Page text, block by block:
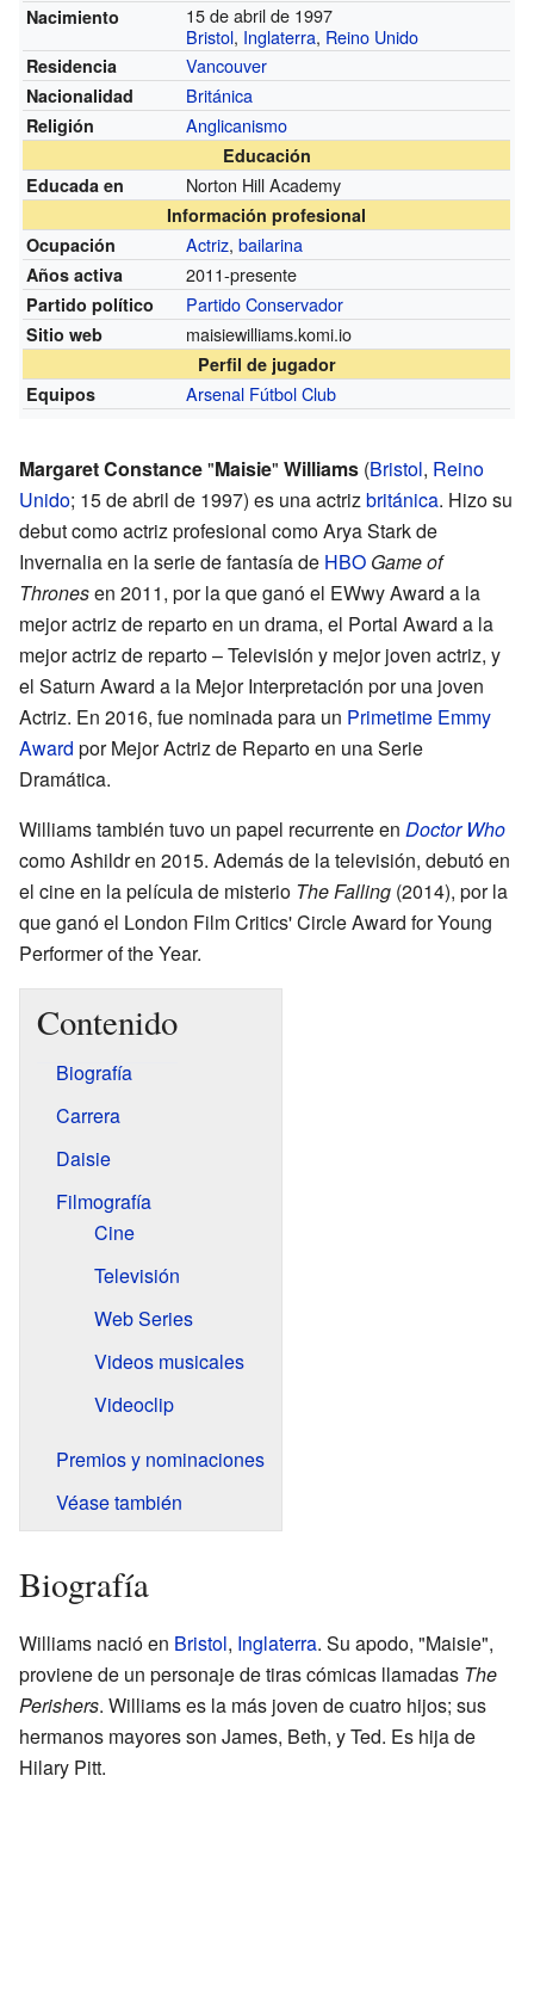
Nacimiento
15 de abril de 1997
Bristol, Inglaterra, Reino Unido
Residencia Vancouver
Nacionalidad Británica
Religión Anglicanismo
Educación
Educada en
Norton Hill Academy
Información profesional
Ocupación
Actriz,bailarina
Años activa 2011-presente
Partido político Partido Conservador
Sitio web maisiewilliams.komi.io
Perfil de jugador
Equipos
Arsenal Fútbol Club
Margaret Constance"Maisie" Williams (Bristol, Reino
Unido; 15 de abril de 1997) es una actrizbritánica. Hizo su
debut como actriz profesional como Arya Stark de
Invernalia en la serie de fantasía de HBO Game of
Thronesen 2011, por la que ganó el EWwy Award a la
mejor actriz de reparto en un drama, el Portal Award a la
mejor actriz de reparto – Televisión y mejor joven actriz, y
el Saturn Award a la Mejor Interpretación por una joven
Actriz. En 2016, fue nominada para un Primetime Emmy
Award por Mejor Actriz de Reparto en una Serie
Dramática.
Williams también tuvo un papel recurrente en Doctor Who
como Ashildr en 2015. Además de la televisión, debutó en
el cine en la película de misterio The Falling (2014), por la
que ganó el London Film Critics' Circle Award for Young
Performer of the Year.
Contenido
Biografía
Carrera
Daisie
Filmografía
Cine
Televisión
Web Series
Videos musicales
Videoclip
Premios y nominaciones
Véase también
Biografía
Williams nació en Bristol, Inglaterra. Su apodo, "Maisie",
proviene de un personaje de tiras cómicas llamadas The
Perishers. Williams es la más joven de cuatro hijos; sus
hermanos mayores son James, Beth, y Ted. Es hija de
Hilary Pitt.